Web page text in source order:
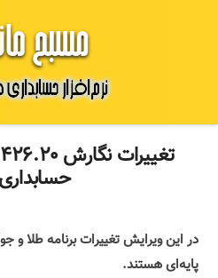
در این ویرایش تغییرات برنامه طلا و
پایه‌ای هستند.